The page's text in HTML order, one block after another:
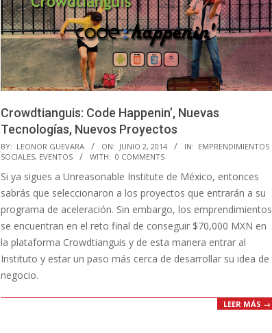
Crowdtianguis: Code Happenin’, Nuevas
Tecnologías, Nuevos Proyectos
2014-
06-
02
BY: LEONOR GUEVARA ON: JUNIO 2, 2014 IN: EMPRENDIMIENTOS
SOCIALES, EVENTOS WITH: 0 COMMENTS
Si ya sigues a Unreasonable Institute de México, entonces
sabrás que seleccionaron a los proyectos que entrarán a su
programa de aceleración. Sin embargo, los emprendimientos
se encuentran en el reto final de conseguir $70,000 MXN en
la plataforma Crowdtianguis y de esta manera entrar al
Instituto y estar un paso más cerca de desarrollar su idea de
negocio.
LEER MÁS →